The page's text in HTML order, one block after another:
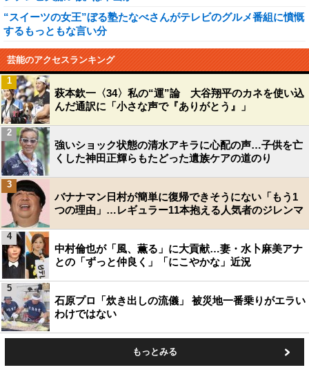
“スイーツの女王”ぼる塾たなべさんがテレビのグルメ番組に憤慨
するもっともな言い分
芸能のアクセスランキング
萩本欽一〈34〉私の“運”論 大谷翔平のカネを使い込
んだ通訳に「小さな声で『ありがとう』」
1
強いショック状態の清水アキラに心配の声…子供を亡
くした神田正輝らもたどった遺族ケアの道のり
2
バナナマン日村が簡単に復帰できそうにない「もう1
つの理由」…レギュラー11本抱える人気者のジレンマ
3
中村倫也が「風、薫る」に大貢献…妻・水卜麻美アナ
との「ずっと仲良く」「にこやかな」近況
4
石原プロ「炊き出しの流儀」 被災地一番乗りがエラい
わけではない
5
もっとみる